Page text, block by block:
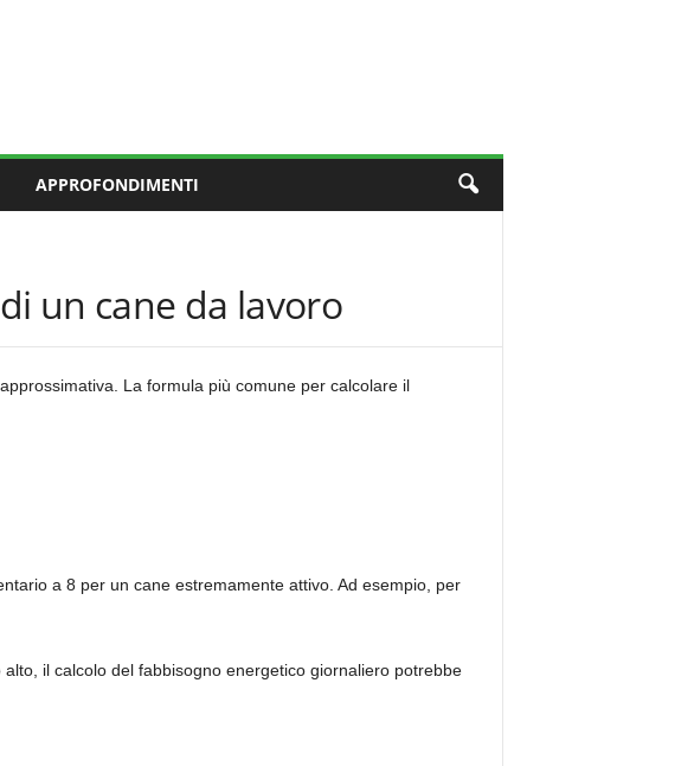
APPROFONDIMENTI
un cane da lavoro
La formula più comune per calcolare il
a 8 per un cane estremamente attivo. Ad esempio, per
il calcolo del fabbisogno energetico giornaliero potrebbe